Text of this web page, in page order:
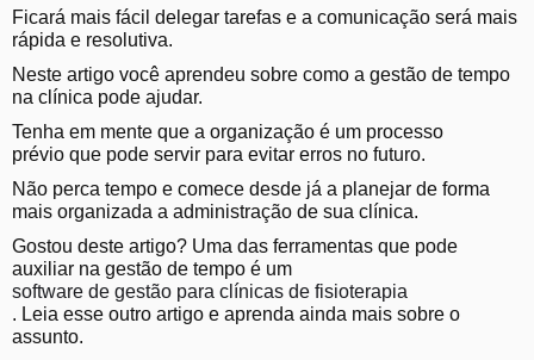
Ficará mais fácil delegar tarefas e a comunicação será mais
rápida e resolutiva.
Neste artigo você aprendeu sobre como a gestão de tempo
na clínica pode ajudar.
Tenha em mente que a organização é um processo
prévio que pode servir para evitar erros no futuro.
Não perca tempo e comece desde já a planejar de forma
mais organizada a administração de sua clínica.
Gostou deste artigo? Uma das ferramentas que pode
auxiliar na gestão de tempo é um
software de gestão para clínicas de fisioterapia
. Leia esse outro artigo e aprenda ainda mais sobre o
assunto.